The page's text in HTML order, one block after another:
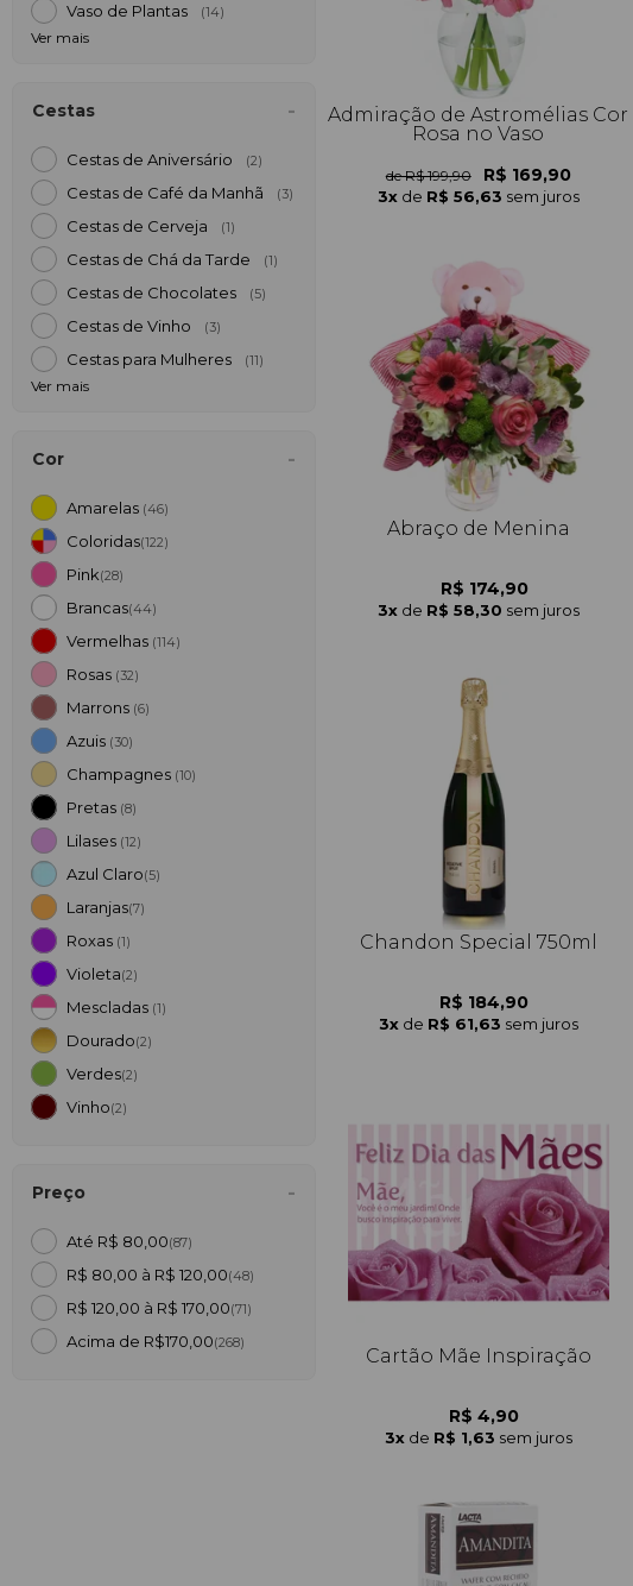
Vaso de Plantas (14)
Ver mais
Cestas
Cestas de Aniversário (2)
Cestas de Café da Manh (3)
Cestas de Cerveja (1)
Cestas de Chá da Tarde (1)
Cestas de Chocolates (5)
Cestas de Vinho (3)
Cestas para Mulheres (11)
Ver mais
Cor
Amarelas (46)
Coloridas(122)
Pink(28)
Brancas(44)
Vermelhas (114)
Rosas (32)
Marrons (6)
Azuis (30)
Champagnes (10)
Pretas (8)
Lilases (12)
Azul Claro(5)
Laranjas(7)
Roxas (1)
Violeta(2)
Mescladas (1)
Dourado(2)
Verdes(2)
Vinho(2)
Preço
Até R$ 80,00(87)
R$ 80,00 à R$ 120,00(48)
R$ 120,00 à R$ 170,00(71)
Acima de R$170,00(268)
Admiração de Astromélias Cor
Rosa no Vaso
de R$ 199,90 R$ 169,90
3x de R$ 56,63 sem juros
Abraço de Menina
R$ 174,90
3x de R$ 58,30 sem juros
Chandon Special 750ml
R$ 184,90
3x de R$ 61,63 sem juros
Cartão Mãe Inspiração
R$ 4,90
3x de R$ 1,63 sem juros